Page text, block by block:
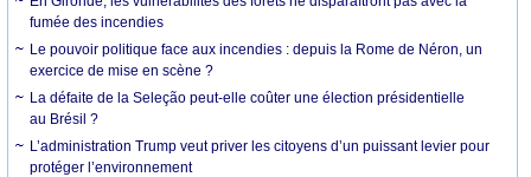
fumée des incendies
Le pouvoir politique face aux incendies : depuis la Rome de Néron, un
exercice de mise en scène ?
La défaite de la Seleção peut-elle coûter une élection présidentielle
au Brésil ?
L’administration Trump veut priver les citoyens d’un puissant levier pour
protéger l’environnement